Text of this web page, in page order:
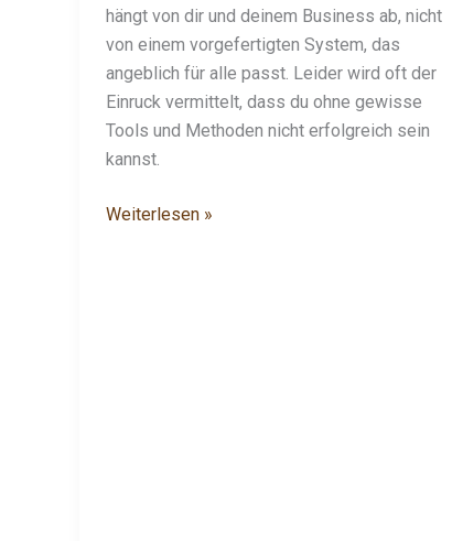
hängt von dir und deinem Business ab, nicht
von einem vorgefertigten System, das
angeblich für alle passt. Leider wird oft der
Einruck vermittelt, dass du ohne gewisse
Tools und Methoden nicht erfolgreich sein
kannst.
Weiterlesen »